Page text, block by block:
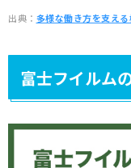
出典： 多様な働き方を支え
富士フイルム